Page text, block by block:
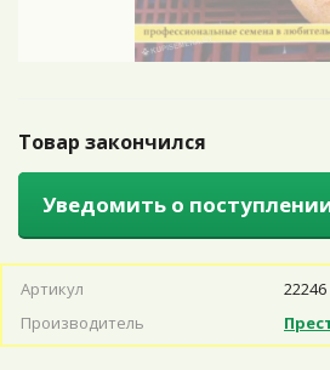
Товар закончился
Уведомить о
Артикул
22246
Производитель